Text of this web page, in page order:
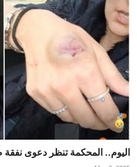
اليوم.. المحكمة تنظر دعوى نفقة